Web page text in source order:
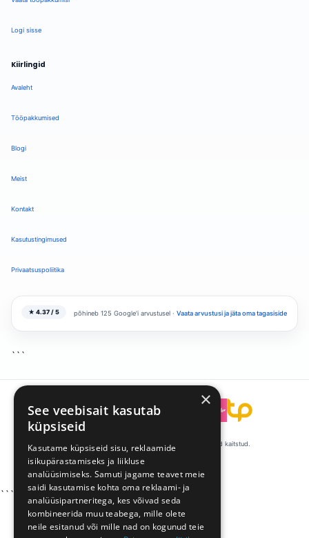
Logi sisse
Kiirlingid
Avaleht
Tööpakkumised
Blogi
Meist
Kontakt
Kasutustingimused
Privaatsuspoliitika
★ 4.37 / 5 põhineb 125 Google'i arvustusel · Vaata arvustusi ja jäta oma tagasiside
```
```
© 2008-2026 Talentpool by Kandideeri. Kõik õigused kaitstud.
Privaatsus ·
```
×
See veebisait kasutab
küpsiseid
Kasutame küpsiseid sisu, reklaamide
isikupärastamiseks ja liikluse
analüüsimiseks. Samuti jagame teavet meie
saidi kasutamise kohta oma reklaami- ja
analüüsipartneritega, kes võivad seda
kombineerida muu teabega, mille olete
neile esitanud või mille nad on kogunud teie